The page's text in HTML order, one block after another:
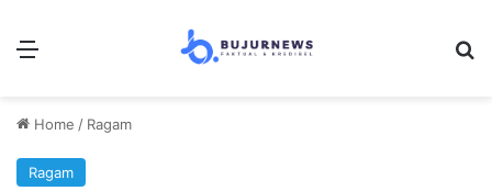
Home / Ragam
Ragam